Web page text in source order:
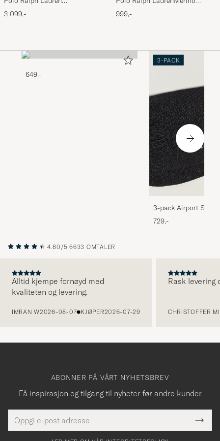
Wool/Cashmere Cable Half Zip
Polo Black
3 099,-
BeanieHunter Navy
999,-
649,-
3-PACK
3-pack Airport
Melange
729,-
4.80/5 6633 OMTALER
Alltid kjempe fornøyd med
kvaliteten og levering.
IMRAN W2026-08-07 KJØPER2026-07-29
Rask levering
CHRISTOFFER
ABONNER PÅ VÅRT NYHETSBREV
Få inspirasjon og tilgang til nyheter før andre kunder
postadresse
felt
Tack
för